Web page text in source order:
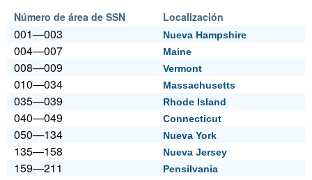
Número de área de SSN Localización
001—003 Nueva Hampshire
004—007 Maine
008—009 Vermont
010—034 Massachusetts
035—039 Rhode Island
040—049 Connecticut
050—134 Nueva York
135—158 Nueva Jersey
159—211 Pensilvania